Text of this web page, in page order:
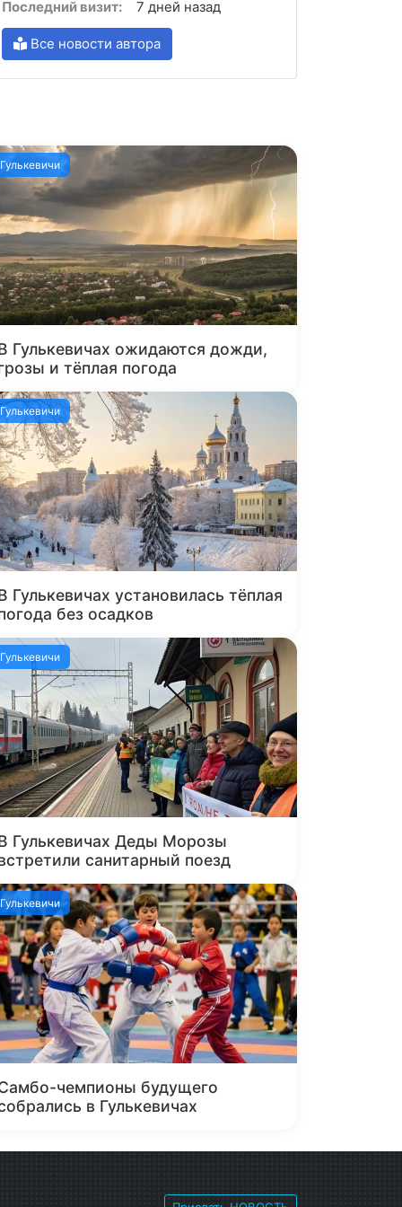
Последний визит:
7 дней назад
Все новости автора
Гулькевичи
Гулькевичах ожидаются дожди,
и тёплая погода
Гулькевичи
Гулькевичах установилась тёплая
без осадков
Гулькевичи
Гулькевичах Деды Морозы
санитарный поезд
Гулькевичи
чемпионы будущего
в Гулькевичах